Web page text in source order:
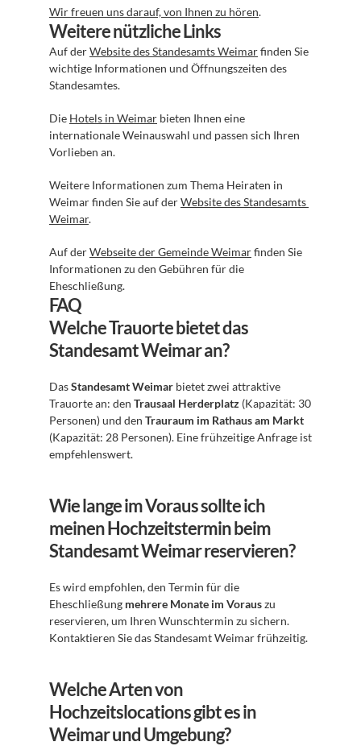
Wir freuen uns darauf, von Ihnen zu hören.
Weitere nützliche Links
Auf der Website des Standesamts Weimar finden Sie
wichtige Informationen und Öffnungszeiten des
Standesamtes.
Die Hotels in Weimar bieten Ihnen eine
internationale Weinauswahl und passen sich Ihren
Vorlieben an.
Weitere Informationen zum Thema Heiraten in
Weimar finden Sie auf der Website des Standesamts
Weimar.
Auf der Webseite der Gemeinde Weimar finden Sie
Informationen zu den Gebühren für die
Eheschließung.
FAQ
Welche Trauorte bietet das
Standesamt Weimar an?
Das Standesamt Weimar bietet zwei attraktive
Trauorte an: den Trausaal Herderplatz (Kapazität: 30
Personen) und den Trauraum im Rathaus am Markt
(Kapazität: 28 Personen). Eine frühzeitige Anfrage ist
empfehlenswert.
Wie lange im Voraus sollte ich
meinen Hochzeitstermin beim
Standesamt Weimar reservieren?
Es wird empfohlen, den Termin für die
Eheschließung mehrere Monate im Voraus zu
reservieren, um Ihren Wunschtermin zu sichern.
Kontaktieren Sie das Standesamt Weimar frühzeitig.
Welche Arten von
Hochzeitslocations gibt es in
Weimar und Umgebung?